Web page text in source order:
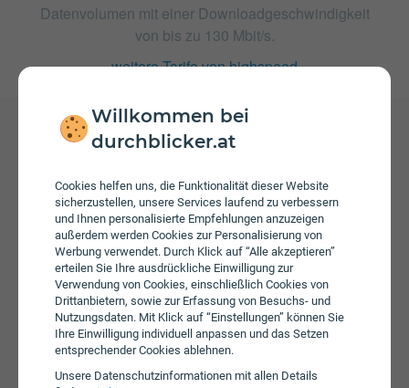
Willkommen bei
durchblicker.at
Cookies helfen uns, die Funktionalität dieser Website
sicherzustellen, unsere Services laufend zu verbessern
und Ihnen personalisierte Empfehlungen anzuzeigen
außerdem werden Cookies zur Personalisierung von
Werbung verwendet. Durch Klick auf “Alle akzeptieren”
erteilen Sie Ihre ausdrückliche Einwilligung zur
Verwendung von Cookies, einschließlich Cookies von
Drittanbietern, sowie zur Erfassung von Besuchs- und
Nutzungsdaten. Mit Klick auf “Einstellungen” können Sie
Ihre Einwilligung individuell anpassen und das Setzen
entsprechender Cookies ablehnen.
Unsere Daten­schutz­informationen mit allen Details
Datenvolumen mit einer Downloadgeschwindigkeit
von bis zu 130 Mbit/s.
weitere Tarife von highspeed
Beim Tarif 130/15 Paznauntal fallen monatliche Gebühren
von € 29,99 an. Die jährliche Servicepauschale beträgt €
27,00. Weiters fallen einmalige Gebühren von bis zu €
79,00 an.